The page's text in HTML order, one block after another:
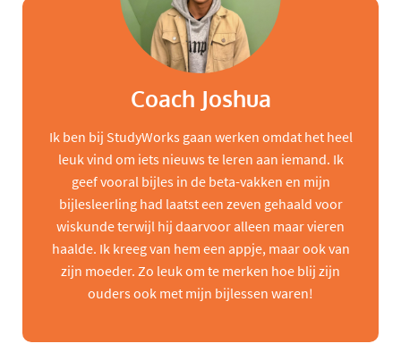
Coach Joshua
Ik ben bij StudyWorks gaan werken omdat het heel
leuk vind om iets nieuws te leren aan iemand. Ik
geef vooral bijles in de beta-vakken en mijn
bijlesleerling had laatst een zeven gehaald voor
wiskunde terwijl hij daarvoor alleen maar vieren
haalde. Ik kreeg van hem een appje, maar ook van
zijn moeder. Zo leuk om te merken hoe blij zijn
ouders ook met mijn bijlessen waren!